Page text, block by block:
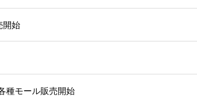
開始
種モール販売開始